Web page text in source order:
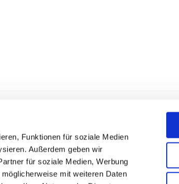
Funktionen für soziale Medien
Außerdem geben wir
für soziale Medien, Werbung
mit weiteren Daten
LUDWIG FREYTAG